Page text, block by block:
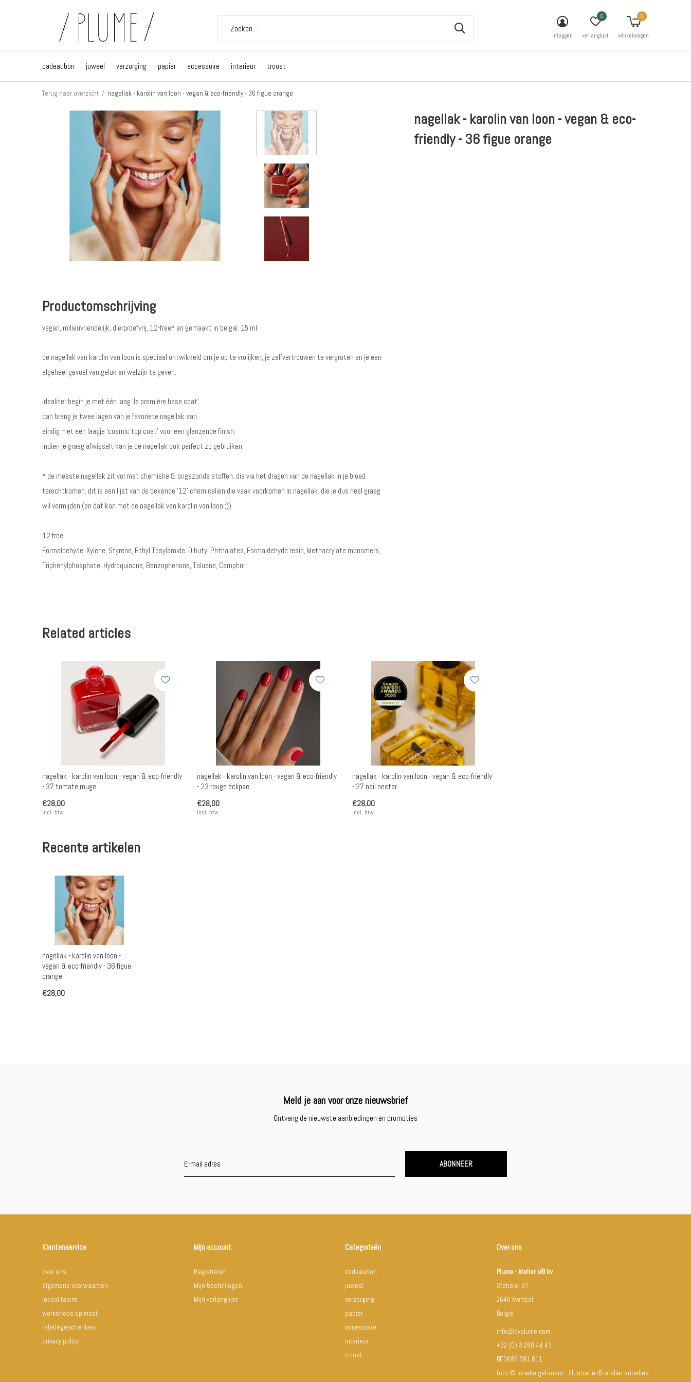
cadeaubon juweel verzorging papier accessoire interieur troost
inloggen verlanglijst
0
winkelwagen
0
Terug naar overzicht nagellak - karolin van loon - vegan & eco-friendly - 36 figue orange
nagellak - karolin van loon - vegan & eco-
friendly - 36 figue orange
Productomschrijving
vegan, milieuvriendelijk, dierproefvrij, 12-free* en gemaakt in belgië. 15 ml.
de nagellak van karolin van loon is speciaal ontwikkeld om je op te vrolijken, je zelfvertrouwen te vergroten en je een
algeheel gevoel van geluk en welzijn te geven.
idealiter begin je met één laag ‘la première base coat’.
dan breng je twee lagen van je favoriete nagellak aan.
eindig met een laagje ‘cosmic top coat’ voor een glanzende finish.
indien je graag afwisselt kan je de nagellak ook perfect zo gebruiken.
* de meeste nagellak zit vol met chemishe & ongezonde stoffen. die via het dragen van de nagellak in je bloed
terechtkomen. dit is een lijst van de bekende ‘12’ chemicaliën die vaak voorkomen in nagellak. die je dus heel graag
wil vermijden (en dat kan met de nagellak van karolin van loon ;))
12 free,
Formaldehyde, Xylene, Styrene, Ethyl Tosylamide, Dibutyl Phthalates, Formaldehyde resin, Methacrylate monomers,
Triphenylphosphate, Hydroquinone, Benzophenone, Toluene, Camphor.
Related articles
nagellak - karolin van loon - vegan & eco-friendly
- 37 tomate rouge
€28,00
Incl. btw
nagellak - karolin van loon - vegan & eco-friendly
- 23 rouge éclipse
€28,00
Incl. btw
nagellak - karolin van loon - vegan & eco-friendly
- 27 nail nectar
€28,00
Incl. btw
Recente artikelen
nagellak - karolin van loon -
vegan & eco-friendly - 36 figue
orange
€28,00
Meld je aan voor onze nieuwsbrief
Ontvang de nieuwste aanbiedingen en promoties
ABONNEER
Klantenservice
over ons
algemene voorwaarden
lokaal talent
workshops op maat
relatiegeschenken
privacy policy
Mijn account
Registreren
Mijn bestellingen
Mijn verlanglijst
Categorieën
cadeaubon
juweel
verzorging
papier
accessoire
interieur
troost
Over ons
Plume - Atelier MB bv
Statielei 87
2640 Mortsel
België
info@byplume.com
+32 (0) 3 290 44 43
BE0689 581 611
foto © inneke gebruers - illustratie © atelier annelies